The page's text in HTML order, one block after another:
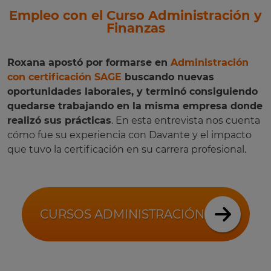
Empleo con el Curso Administración y
Finanzas
Roxana apostó por formarse en Administración
con certificación SAGE buscando nuevas
oportunidades laborales, y terminó consiguiendo
quedarse trabajando en la misma empresa donde
realizó sus prácticas. En esta entrevista nos cuenta
cómo fue su experiencia con Davante y el impacto
que tuvo la certificación en su carrera profesional.
CURSOS ADMINISTRACIÓN